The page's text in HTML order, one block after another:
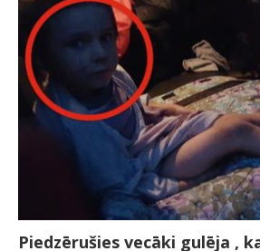
Piedzērušies vecāki gulēja ,